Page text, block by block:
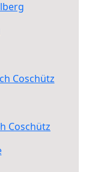
Coschütz
Coschütz